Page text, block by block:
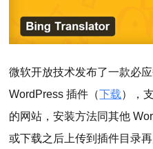
微软开放技术发布了一款必
WordPress 插件（下载），
的网站，安装方法同其他
或下载之后上传到插件目录再